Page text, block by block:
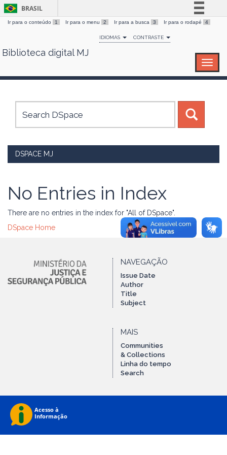
Skip
BRASIL
Simplifique!
Comunica BR
Canais
Ir para o conteúdo 1 Ir para o menu 2 Ir para a busca 3 Ir para o rodapé 4
IDIOMAS CONTRASTE
Biblioteca digital MJ
DSPACE MJ
No Entries in Index
There are no entries in the index for "All of DSpace".
DSpace Home
NAVEGAÇÃO
Issue Date
Author
Title
Subject
MAIS
Communities
& Collections
Linha do tempo
Search